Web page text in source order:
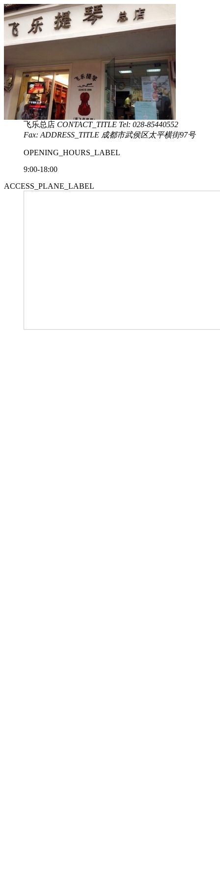
飞乐总店 CONTACT_TITLE Tel: 028-85440552
Fax: ADDRESS_TITLE 成都市武侯区太平横街97号
OPENING_HOURS_LABEL
9:00-18:00
ACCESS_PLANE_LABEL